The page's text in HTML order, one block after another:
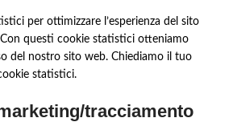
per ottimizzare l’esperienza del sito
questi cookie statistici otteniamo
del nostro sito web. Chiediamo il tuo
statistici.
tracciamento